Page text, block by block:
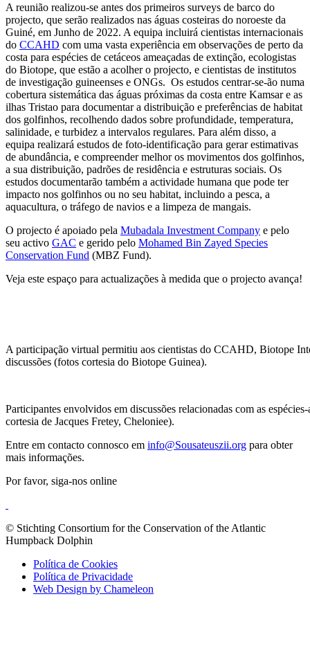
A reunião realizou-se antes dos primeiros surveys de barco do
projecto, que serão realizados nas águas costeiras do noroeste da
Guiné, em Junho de 2022. A equipa incluirá cientistas internacionais
do CCAHD com uma vasta experiência em observações de perto da
costa para espécies de cetáceos ameaçadas de extinção, ecologistas
do Biotope, que estão a acolher o projecto, e cientistas de institutos
de investigação guineenses e ONGs. Os estudos centrar-se-ão numa
cobertura sistemática das águas próximas da costa entre Kamsar e as
ilhas Tristao para documentar a distribuição e preferências de habitat
dos golfinhos, recolhendo dados sobre profundidade, temperatura,
salinidade, e turbidez a intervalos regulares. Para além disso, a
equipa realizará estudos de foto-identificação para gerar estimativas
de abundância, e compreender melhor os movimentos dos golfinhos,
a sua distribuição, padrões de residência e estruturas sociais. Os
estudos documentarão também a actividade humana que pode ter
impacto nos golfinhos ou no seu habitat, incluindo a pesca, a
aquacultura, o tráfego de navios e a limpeza de mangais.
O projecto é apoiado pela Mubadala Investment Company e pelo
seu activo GAC e gerido pelo Mohamed Bin Zayed Species
Conservation Fund (MBZ Fund).
Veja este espaço para actualizações à medida que o projecto avança!
A participação virtual permitiu aos cientistas do CCAHD, Biotope
discussões (fotos cortesia do Biotope Guinea).
Participantes envolvidos em discussões relacionadas com as
cortesia de Jacques Fretey, Cheloniee).
Entre em contacto connosco em info@Sousateuszii.org para obter
mais informações.
Por favor, siga-nos online
© Stichting Consortium for the Conservation of the Atlantic
Humpback Dolphin
Política de Cookies
Política de Privacidade
Web Design by Chameleon